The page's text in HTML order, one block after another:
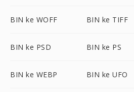
BIN ke WOFF BIN ke TIFF
BIN ke PSD BIN ke PS
BIN ke WEBP BIN ke UFO